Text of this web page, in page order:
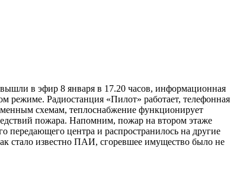
в эфир 8 января в 17.20 часов, информационная
Радиостанция «Пилот» работает, телефонная
схемам, теплоснабжение функционирует
пожара. Напомним, пожар на втором этаже
передающего центра и распространилось на другие
стало известно ПАИ, сгоревшее имущество было не